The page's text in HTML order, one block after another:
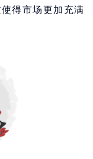
得市场更加充满